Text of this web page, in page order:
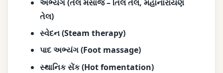
અભ્યંગ (તેલ મસાજ – તિલ તેલ, મહાનારાયણ
તેલ)
સ્વેદન (Steam therapy)
પાદ અભ્યંગ (Foot massage)
સ્થાનિક સેંક (Hot fomentation)